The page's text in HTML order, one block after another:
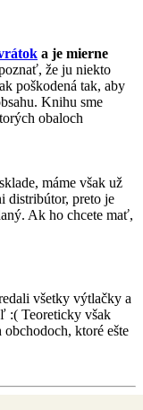
a je mierne
že ju niekto
poškodená tak, aby
Knihu sme
obaloch
máme však už
distribútor, preto je
Ak ho chcete mať,
všetky výtlačky a
:( Teoreticky však
ktoré ešte